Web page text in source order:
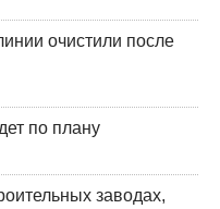
очистили после
по плану
заводах,